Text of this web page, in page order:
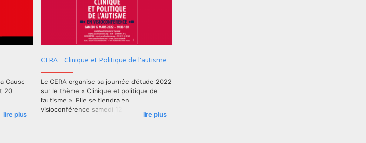
Cause
20
lire plus
CERA - Clinique et Politique de l'autisme
Le CERA organise sa journée d’étude 2022
sur le thème « Clinique et politique de
l’autisme ». Elle se tiendra en
visioconférence samedi 12 mars.
lire plus